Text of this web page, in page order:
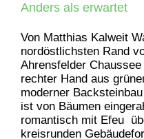
Anders als erwartet
Von Matthias Kalweit
nordöstlichsten Rand
Ahrensfelder
rechter Hand aus
moderner
ist von Bäumen
romantisch mit Efeu
kreisrunden